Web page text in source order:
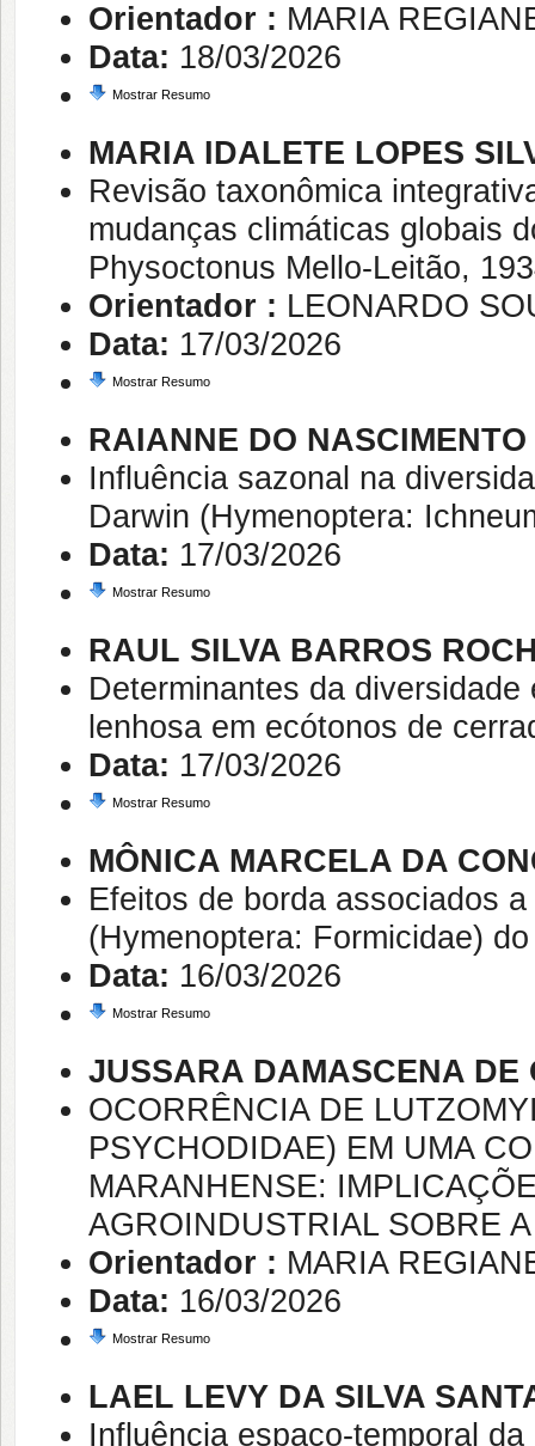
Orientador : MARIA
Data: 18/03/2026
Mostrar Resumo
MARIA IDALETE LOPES
Revisão taxonômica
mudanças climáticas globais
Physoctonus Mello-Leitão,
Orientador : LEONARDO
Data: 17/03/2026
Mostrar Resumo
RAIANNE DO NASCIMENTO
Influência sazonal na
Darwin (Hymenoptera:
Data: 17/03/2026
Mostrar Resumo
RAUL SILVA BARROS
Determinantes da
lenhosa em ecótonos de
Data: 17/03/2026
Mostrar Resumo
MÔNICA MARCELA DA
Efeitos de borda associados
(Hymenoptera: Formicidae)
Data: 16/03/2026
Mostrar Resumo
JUSSARA DAMASCENA DE
OCORRÊNCIA DE
PSYCHODIDAE) EM UMA
MARANHENSE:
AGROINDUSTRIAL SOBRE
Orientador : MARIA
Data: 16/03/2026
Mostrar Resumo
LAEL LEVY DA SILVA
Influência espaço-temporal